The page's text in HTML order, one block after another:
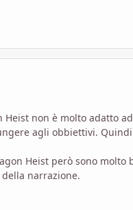
Heist non è molto adatto
agli obbiettivi.
Heist però sono
narrazione.